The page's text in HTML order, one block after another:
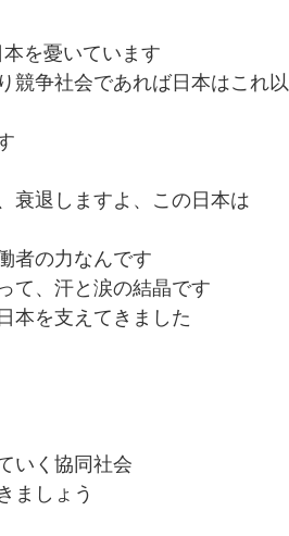
を憂いています
競争社会であれば日本はこれ以
衰退しますよ、この日本は
者の力なんです
て、汗と涙の結晶です
本を支えてきました
いく協同社会
ましょう